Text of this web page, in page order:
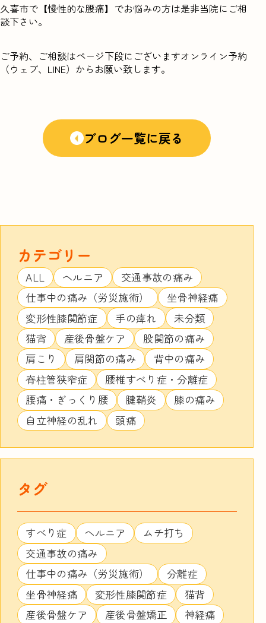
久喜市で【慢性的な腰痛】でお悩みの方は是非当院にご相
談下さい。
ご予約、ご相談はページ下段にございますオンライン予約
（ウェブ、LINE）からお願い致します。
ブログ一覧に戻る
カテゴリー
ALL ヘルニア
交通事故の痛み
仕事中の痛み（労災施術）
坐骨神経痛
変形性膝関節症
手の痺れ
未分類
猫背
産後骨盤ケア
股関節の痛み
肩こり
肩関節の痛み
背中の痛み
脊柱管狭窄症
腰椎すべり症・分離症
腰痛・ぎっくり腰
腱鞘炎
膝の痛み
自立神経の乱れ
頭痛
タグ
すべり症 ヘルニア
ムチ打ち
交通事故の痛み
仕事中の痛み（労災施術）
分離症
坐骨神経痛
変形性膝関節症
猫背
産後骨盤ケア
産後骨盤矯正
神経痛